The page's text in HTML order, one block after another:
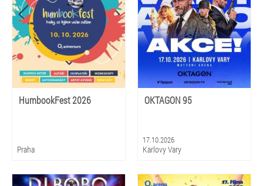
HumbookFest 2026
Praha
OKTAGON 95
17.10.2026
Karlovy Vary